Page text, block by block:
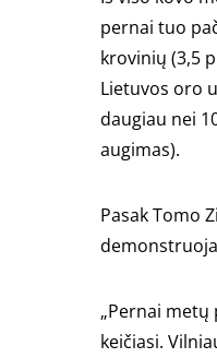
pernai tuo
krovinių (3,5
Lietuvos oro
daugiau nei
augimas).
Pasak Tomo
„Pernai
keičiasi.